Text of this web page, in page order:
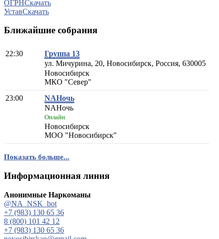
ОГРНСкачать
УставСкачать
Ближайшие собрания
22:30
Группа 13
ул. Мичурина, 20, Новосибирск, Россия, 630005
Новосибирск
МКО "Север"
23:00
NAНочь
NAНочь
Онлайн
Новосибирск
МОО "Новосибирск"
Показать больше...
Информационная линия
Анонимные Наркоманы
@NA_NSK_bot
+7 (983) 130 65 36
8 (800) 101 42 12
+7 (983) 130 65 36